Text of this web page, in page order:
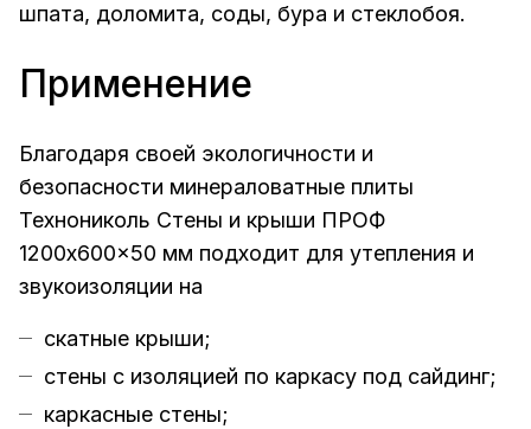
шпата, доломита, соды, бура и стеклобоя.
Применение
Благодаря своей экологичности и
безопасности минераловатные плиты
Технониколь Стены и крыши ПРОФ
1200x600x50 мм подходит для утепления и
звукоизоляции на
скатные крыши;
стены с изоляцией по каркасу под сайдинг;
каркасные стены;